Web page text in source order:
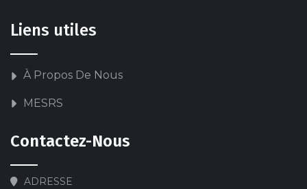
Liens utiles
À Propos De Nous
MESRS
Contactez-Nous
ADRESSE